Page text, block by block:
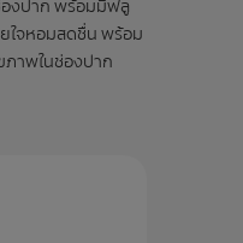
งปาก พร้อมมีฟลู
ใจหอมสดชื่น พร้อม
าพในช่องปาก